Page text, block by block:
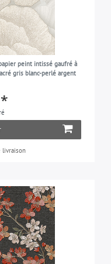
peint intissé gaufré à
gris blanc-perlé argent
livraison